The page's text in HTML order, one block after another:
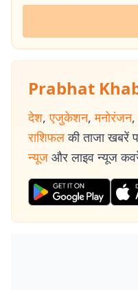
Prabhat
देश, एजुकेशन, मनोरंजन,
राशिफल की ताजा खबरें
न्यूज और लाइव न्यूज